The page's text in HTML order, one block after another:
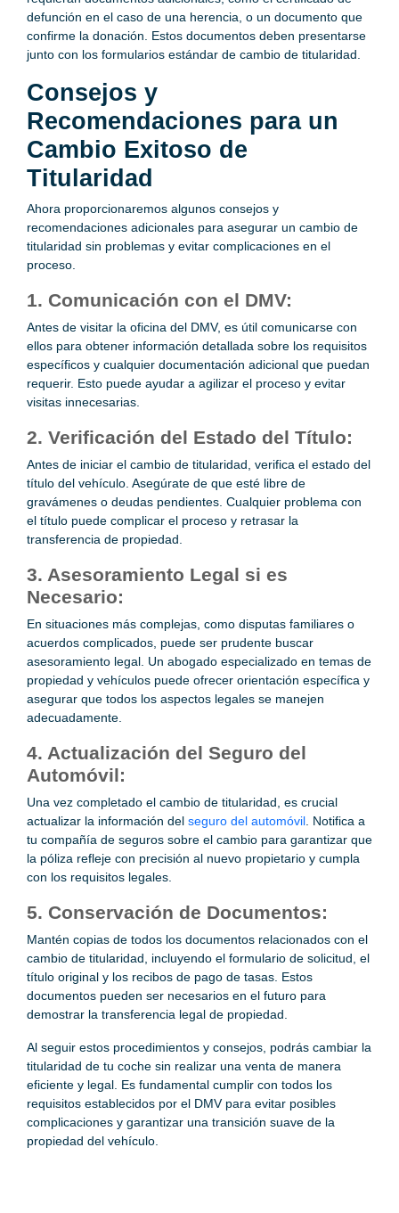
defunción en el caso de una herencia, o un documento que
confirme la donación. Estos documentos deben presentarse
junto con los formularios estándar de cambio de titularidad.
Consejos y
Recomendaciones para un
Cambio Exitoso de
Titularidad
Ahora proporcionaremos algunos consejos y
recomendaciones adicionales para asegurar un cambio de
titularidad sin problemas y evitar complicaciones en el
proceso.
1. Comunicación con el DMV:
Antes de visitar la oficina del DMV, es útil comunicarse con
ellos para obtener información detallada sobre los requisitos
específicos y cualquier documentación adicional que puedan
requerir. Esto puede ayudar a agilizar el proceso y evitar
visitas innecesarias.
2. Verificación del Estado del Título:
Antes de iniciar el cambio de titularidad, verifica el estado del
título del vehículo. Asegúrate de que esté libre de
gravámenes o deudas pendientes. Cualquier problema con
el título puede complicar el proceso y retrasar la
transferencia de propiedad.
3. Asesoramiento Legal si es
Necesario:
En situaciones más complejas, como disputas familiares o
acuerdos complicados, puede ser prudente buscar
asesoramiento legal. Un abogado especializado en temas de
propiedad y vehículos puede ofrecer orientación específica y
asegurar que todos los aspectos legales se manejen
adecuadamente.
4. Actualización del Seguro del
Automóvil:
Una vez completado el cambio de titularidad, es crucial
actualizar la información del seguro del automóvil . Notifica a
tu compañía de seguros sobre el cambio para garantizar que
la póliza refleje con precisión al nuevo propietario y cumpla
con los requisitos legales.
5. Conservación de Documentos:
Mantén copias de todos los documentos relacionados con el
cambio de titularidad, incluyendo el formulario de solicitud, el
título original y los recibos de pago de tasas. Estos
documentos pueden ser necesarios en el futuro para
demostrar la transferencia legal de propiedad.
Al seguir estos procedimientos y consejos, podrás cambiar la
titularidad de tu coche sin realizar una venta de manera
eficiente y legal. Es fundamental cumplir con todos los
requisitos establecidos por el DMV para evitar posibles
complicaciones y garantizar una transición suave de la
propiedad del vehículo.